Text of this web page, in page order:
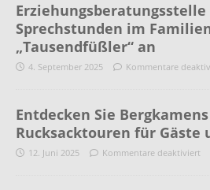
Sprechstunden im
„Tausendfüßler“ an
4. September 2025 Kommentare
Entdecken Sie
Rucksacktouren für Gäste
12. Juni 2025 Kommentare deaktiviert